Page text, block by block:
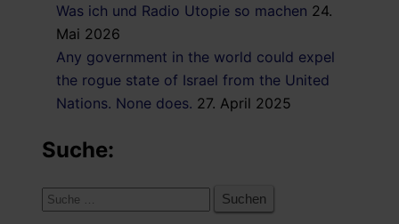
Was ich und Radio Utopie so machen 24.
Mai 2026
Any government in the world could expel
the rogue state of Israel from the United
Nations. None does. 27. April 2025
Suche:
Suche